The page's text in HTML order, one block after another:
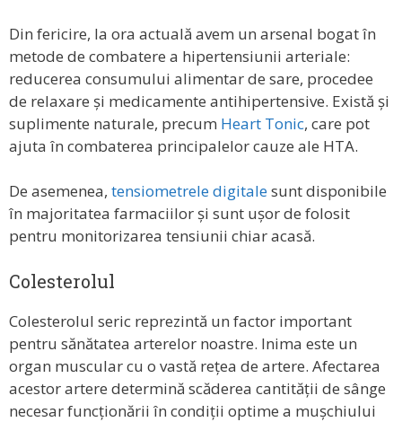
Din fericire, la ora actuală avem un arsenal bogat în
metode de combatere a hipertensiunii arteriale:
reducerea consumului alimentar de sare, procedee
de relaxare și medicamente antihipertensive. Există și
suplimente naturale, precum Heart Tonic, care pot
ajuta în combaterea principalelor cauze ale HTA.
De asemenea, tensiometrele digitalesunt disponibile
în majoritatea farmaciilor și sunt ușor de folosit
pentru monitorizarea tensiunii chiar acasă.
Colesterolul
Colesterolul seric reprezintă un factor important
pentru sănătatea arterelor noastre. Inima este un
organ muscular cu o vastă rețea de artere. Afectarea
acestor artere determină scăderea cantității de sânge
necesar funcționării în condiții optime a mușchiului